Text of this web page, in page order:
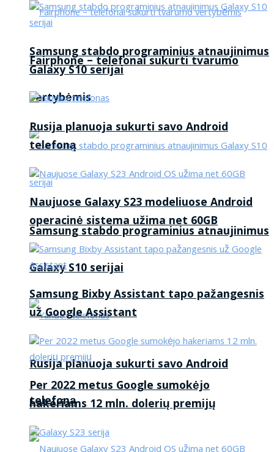
Fairphone – telefonai sukurti tvarumo
vertybėmis
Samsung stabdo programinius atnaujinimus
Galaxy S10 serijai
Rusija planuoja sukurti savo Android
telefoną
Samsung stabdo programinius atnaujinimus
Galaxy S10 serijai
Rusija planuoja sukurti savo Android
telefoną
Naujuose Galaxy S23 modeliuose Android
operacinė sistema užima net 60GB
Samsung Bixby Assistant tapo pažangesnis
už Google Assistant
Per 2022 metus Google sumokėjo
hakeriams 12 mln. dolerių premijų